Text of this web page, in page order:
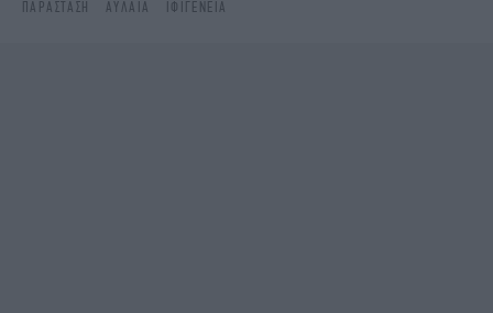
ΠΑΡΆΣΤΑΣΗ
ΑΥΛΑΊΑ ΙΦΙΓΈΝΕΙΑ